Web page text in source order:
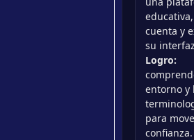
cuenta y
su
Logro:
entorno y
para
confianza.